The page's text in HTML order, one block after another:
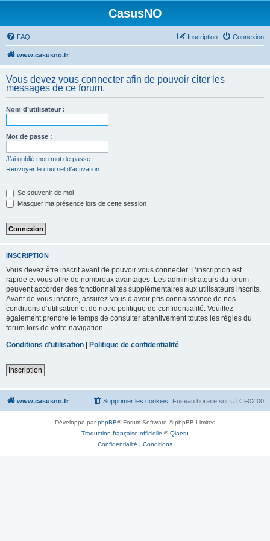
CasusNO
FAQ Connexion
Inscription
www.casusno.fr
Vous devez vous connecter afin de pouvoir citer les
messages de ce forum.
Nom d’utilisateur :
Mot de passe :
J’ai oublié mon mot de passe
Renvoyer le courriel d’activation
Se souvenir de moi
Masquer ma présence lors de cette session
INSCRIPTION
Vous devez être inscrit avant de pouvoir vous connecter. L’inscription est
rapide et vous offre de nombreux avantages. Les administrateurs du forum
peuvent accorder des fonctionnalités supplémentaires aux utilisateurs inscrits.
Avant de vous inscrire, assurez-vous d’avoir pris connaissance de nos
conditions d’utilisation et de notre politique de confidentialité. Veuillez
également prendre le temps de consulter attentivement toutes les règles du
forum lors de votre navigation.
Conditions d’utilisation | Politique de confidentialité
Inscription
www.casusno.fr Fuseau horaire sur UTC+02:00
Supprimer les cookies
Développé parphpBB® Forum Software © phpBB Limited
Traduction française officielle ©Qiaeru
Confidentialité | Conditions